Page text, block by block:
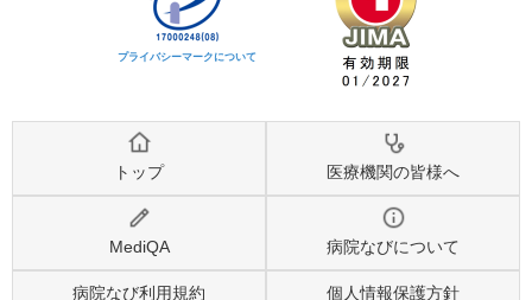
プライバシーマークについて
トップ 医療機関の皆様へ
MediQA 病院なびについて
病院なび利用規約 個人情報保護方針